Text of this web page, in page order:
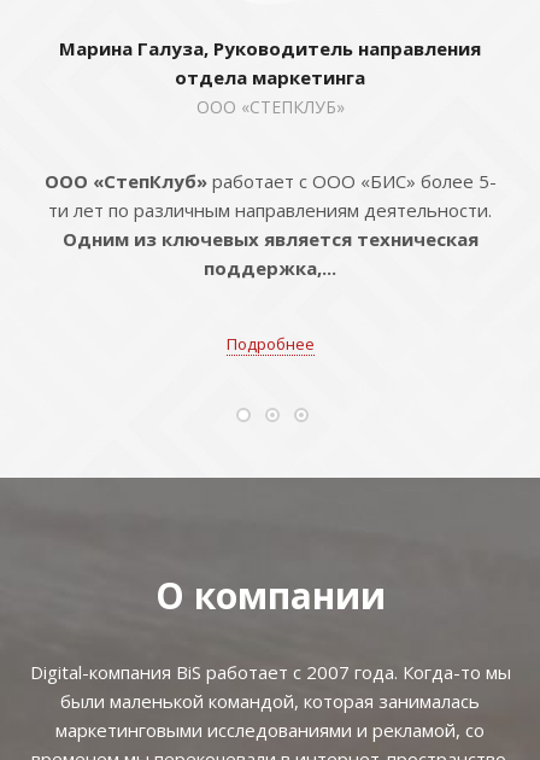
Марина Галуза, Руководитель направления
отдела маркетинга
ООО «СТЕПКЛУБ»
ООО «СтепКлуб»работает с ООО «БИС» более 5-
ти лет по различным направлениям деятельности.
Одним из ключевых является техническая
поддержка,...
Подробнее
О компании
Digital-компания BiS работает с 2007 года. Когда-то мы
были маленькой командой, которая занималась
маркетинговыми исследованиями и рекламой, со